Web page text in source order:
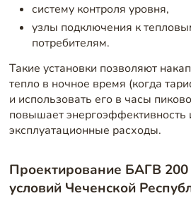
систему контроля уровня,
узлы подключения к
потребителям.
Такие установки позволяют
тепло в ночное время (когда
и использовать его в часы
повышает энергоэффективность
эксплуатационные расходы.
Проектирование БАГВ 200
условий Чеченской